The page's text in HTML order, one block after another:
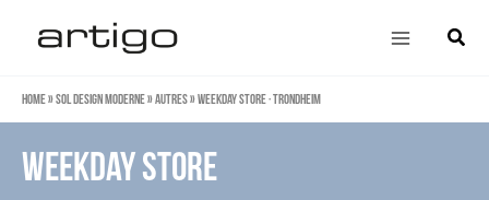
contenu
Main
Home»Sol design moderne»Autres»Weekday store · Trondheim
weekday store